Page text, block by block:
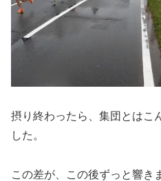
摂り終わったら、集団とはこ
した。
この差が、この後ずっと響き